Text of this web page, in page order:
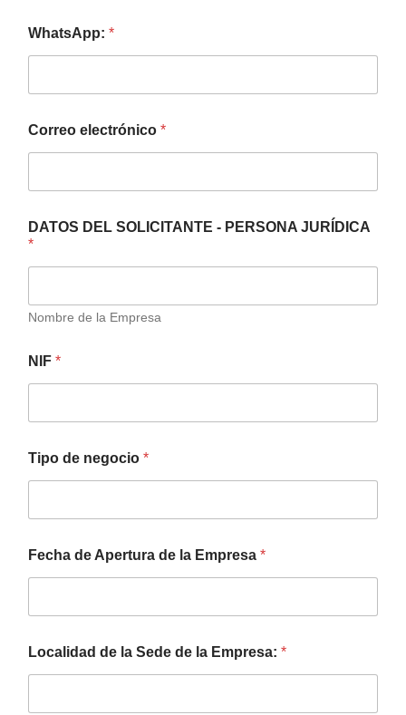
WhatsApp: *
Correo electrónico *
DATOS DEL SOLICITANTE - PERSONA JURÍDICA
*
Nombre de la Empresa
NIF *
Tipo de negocio *
Fecha de Apertura de la Empresa *
Localidad de la Sede de la Empresa: *